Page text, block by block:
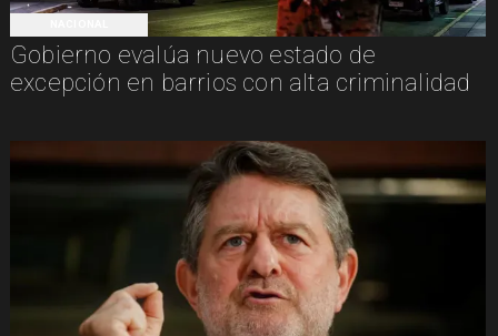
Gobierno evalúa nuevo estado de
excepción en barrios con alta criminalidad